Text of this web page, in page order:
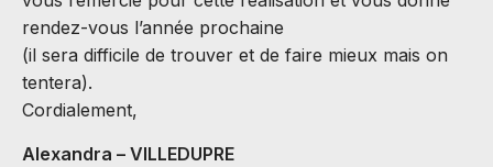
rendez-vous l’année prochaine
(il sera difficile de trouver et de faire mieux mais on
tentera).
Cordialement,
Alexandra – VILLEDUPRE